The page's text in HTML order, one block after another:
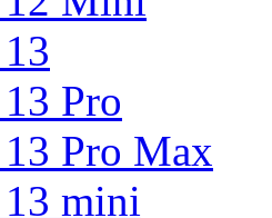
Pro
Pro Max
mini